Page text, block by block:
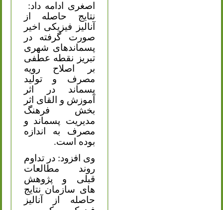
اصغری ادامه داد:
نتایج حاصله از
آنالیز فیزیکی اخیر
صورت گرفته در
پسماندهای شهری
تبریز نقطه عطفی
بر اصلاح رویه
مصرف و تولید
پسماند در اثر
آموزش و القای اثر
بخش فرهنگ
مدیریت پسماند و
مصرف به اندازه
بوده است.
وی افزود: در تداوم
روند مطالعات
قبلی و پژوهش
های سازمان نتایج
حاصله از آنالیز